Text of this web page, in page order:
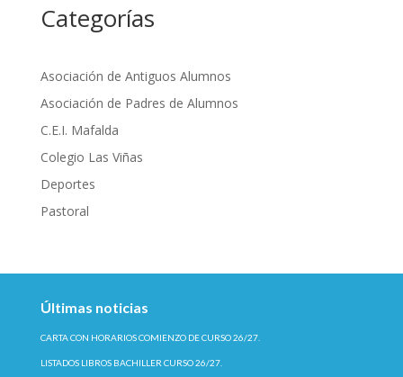
Categorías
Asociación de Antiguos Alumnos
Asociación de Padres de Alumnos
C.E.I. Mafalda
Colegio Las Viñas
Deportes
Pastoral
Últimas noticias
CARTA CON HORARIOS COMIENZO DE CURSO 26/27.
LISTADOS LIBROS BACHILLER CURSO 26/27.